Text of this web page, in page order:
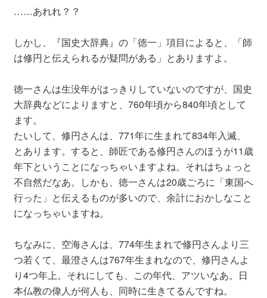
……あれれ？？
しかし、『国史大辞典』の「徳一」項目によると、「師
は修円と伝えられるが疑問がある」とありますよ。
徳一さんは生没年がはっきりしていないのですが、国史
大辞典などによりますと、760年頃から840年頃として
ます。
たいして、修円さんは、771年に生まれて834年入滅、
とあります。すると、師匠である修円さんのほうが11歳
年下ということになっちゃいますよね。それはちょっと
不自然だなあ。しかも、徳一さんは20歳ごろに「東国へ
行った」と伝えるものが多いので、余計におかしなこと
になっちゃいますね。
ちなみに、空海さんは、774年生まれで修円さんより三
つ若くて、最澄さんは767年生まれなので、修円さんよ
り4つ年上。それにしても、この年代、アツいなあ。日
本仏教の偉人が何人も、同時に生きてるんですね。